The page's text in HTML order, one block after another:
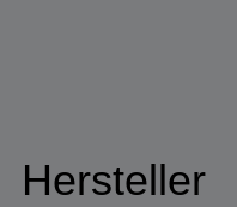
Hersteller